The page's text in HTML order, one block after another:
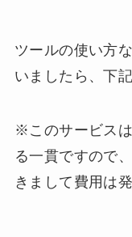
ツールの使い方
いましたら、下
※このサービス
る一貫ですので
きまして費用は